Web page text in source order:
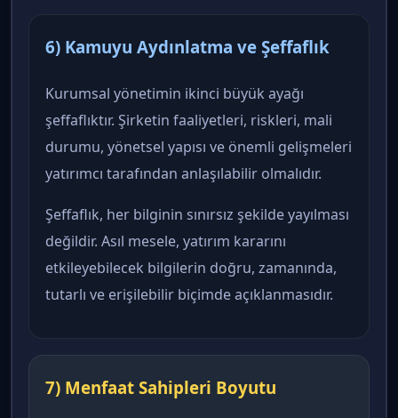
6) Kamuyu Aydınlatma ve Şeffaflık
Kurumsal yönetimin ikinci büyük ayağı
şeffaflıktır. Şirketin faaliyetleri, riskleri, mali
durumu, yönetsel yapısı ve önemli gelişmeleri
yatırımcı tarafından anlaşılabilir olmalıdır.
Şeffaflık, her bilginin sınırsız şekilde yayılması
değildir. Asıl mesele, yatırım kararını
etkileyebilecek bilgilerin doğru, zamanında,
tutarlı ve erişilebilir biçimde açıklanmasıdır.
7) Menfaat Sahipleri Boyutu